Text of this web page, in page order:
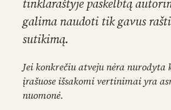
tinklaraštyje paskelbtą
galima naudoti tik gavus
sutikimą.
Jei konkrečiu atveju nėra
įrašuose išsakomi vertinimai yra
nuomonė.